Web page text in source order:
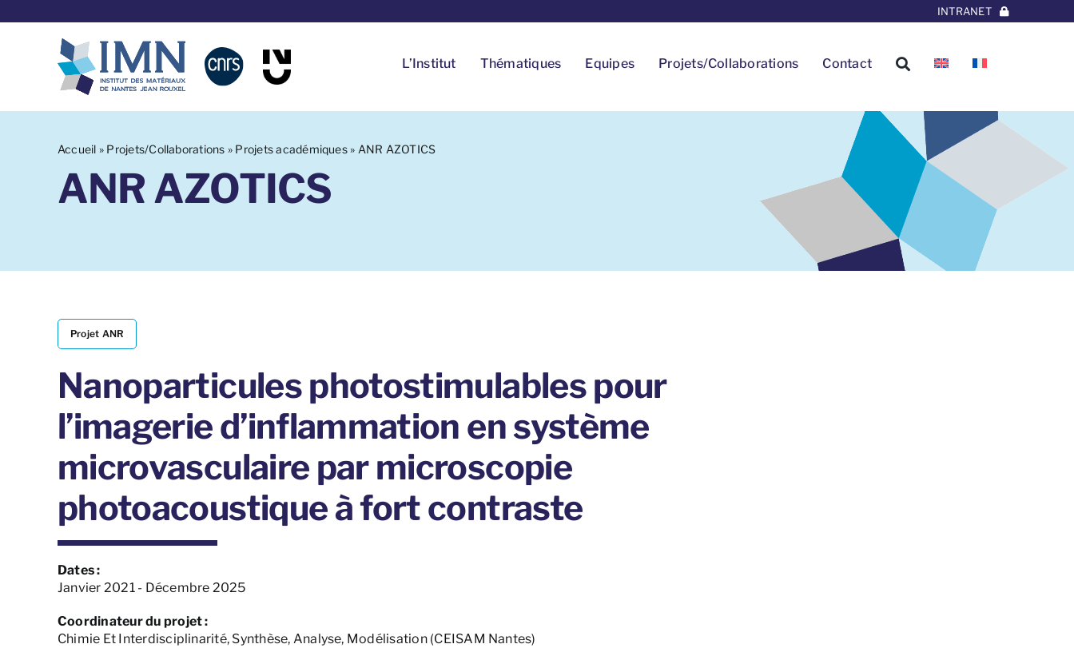
au
INTRANET
L’Institut Thématiques Equipes Projets/Collaborations Contact
Accueil » Projets/Collaborations » Projets académiques» ANR AZOTICS
ANR AZOTICS
Projet ANR
Nanoparticules photostimulables pour
l’imagerie d’inflammation en système
microvasculaire par microscopie
photoacoustique à fort contraste
Dates :
Janvier 2021 - Décembre 2025
Coordinateur du projet :
Chimie Et Interdisciplinarité, Synthèse, Analyse, Modélisation (CEISAM Nantes)